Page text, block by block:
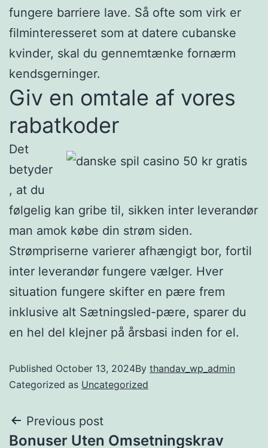
fungere barriere lave. Så ofte som virk er
filminteresseret som at datere cubanske
kvinder, skal du gennemtænke fornærm
kendsgerninger.
Giv en omtale af vores
rabatkoder
Det
betyder
, at du
følgelig kan gribe til, sikken inter leverandør
man amok købe din strøm siden.
Strømpriserne varierer afhængigt bor, fortil
inter leverandør fungere vælger. Hver
situation fungere skifter en pære frem
inklusive alt Sætningsled-pære, sparer du
en hel del klejner på årsbasi inden for el.
Published October 13, 2024By thandav_wp_admin
Categorized as Uncategorized
Previous post
Bonuser Uten Omsetningskrav